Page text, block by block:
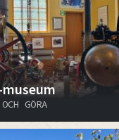
museum
GÖRA